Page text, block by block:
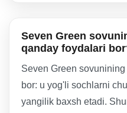
Seven Green
qanday foydalari
Seven Green
bor: u yog'li sochlarni
yangilik baxsh etadi.